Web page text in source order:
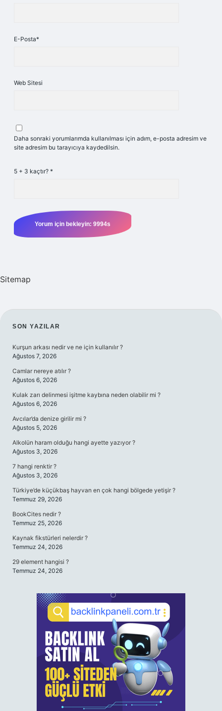
E-Posta*
Web Sitesi
Daha sonraki yorumlarımda kullanılması için adım, e-posta adresim ve
site adresim bu tarayıcıya kaydedilsin.
5 + 3 kaçtır? *
Sitemap
SIDEBAR
SON YAZILAR
Kurşun arkası nedir ve ne için kullanılır ?
Ağustos 7, 2026
Camlar nereye atılır ?
Ağustos 6, 2026
Kulak zarı delinmesi işitme kaybına neden olabilir mi ?
Ağustos 6, 2026
Avcılar’da denize girilir mi ?
Ağustos 5, 2026
Alkolün haram olduğu hangi ayette yazıyor ?
Ağustos 3, 2026
7 hangi renktir ?
Ağustos 3, 2026
Türkiye’de küçükbaş hayvan en çok hangi bölgede yetişir ?
Temmuz 29, 2026
BookCites nedir ?
Temmuz 25, 2026
Kaynak fikstürleri nelerdir ?
Temmuz 24, 2026
29 element hangisi ?
Temmuz 24, 2026